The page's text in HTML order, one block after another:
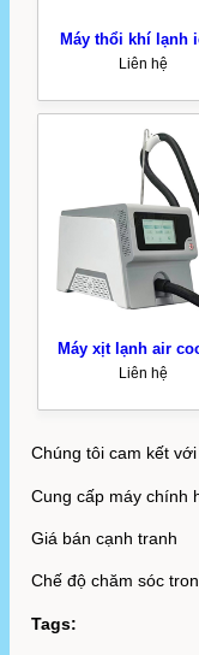
Máy thổi khí lạnh
Liên hệ
Máy xịt lạnh air
Liên hệ
Chúng tôi cam kết
Cung cấp máy chính
Giá bán cạnh tranh
Chế độ chăm sóc
Tags: